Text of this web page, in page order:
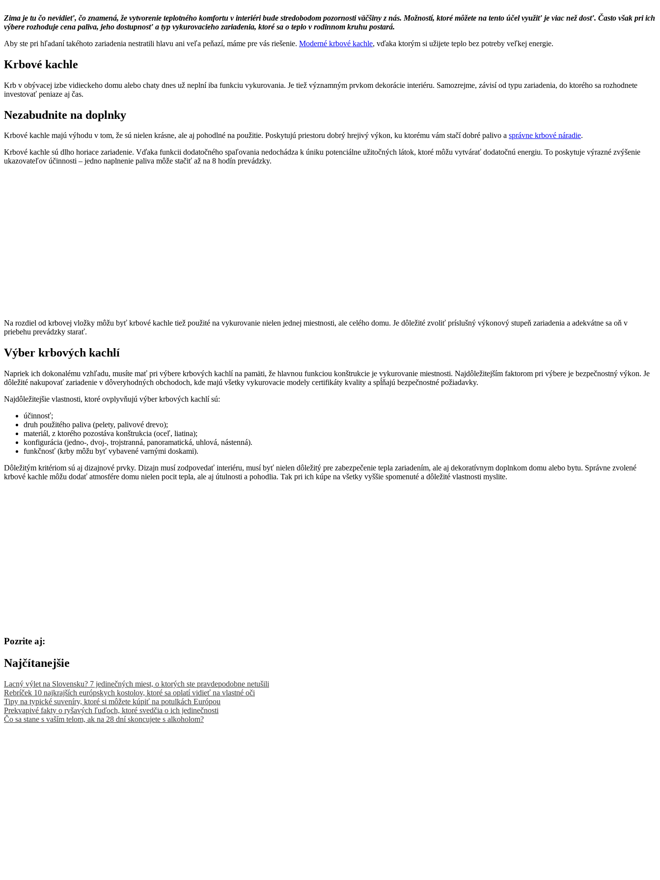
Zima je tu čo nevidieť, čo znamená, že vytvorenie teplotného komfortu v interiéri bude stredobodom pozornosti väčšiny z nás. Možností, ktoré môžete na tento účel využiť je viac než dosť. Často však pri ich
výbere rozhoduje cena paliva, jeho dostupnosť a typ vykurovacieho zariadenia, ktoré sa o teplo v rodinnom kruhu postará.
Aby ste pri hľadaní takéhoto zariadenia nestratili hlavu ani veľa peňazí, máme pre vás riešenie. Moderné krbové kachle, vďaka ktorým si užijete teplo bez potreby veľkej energie.
Krbové kachle
Krb v obývacej izbe vidieckeho domu alebo chaty dnes už neplní iba funkciu vykurovania. Je tiež významným prvkom dekorácie interiéru. Samozrejme, závisí od typu zariadenia, do ktorého sa rozhodnete
investovať peniaze aj čas.
Nezabudnite na doplnky
Krbové kachle majú výhodu v tom, že sú nielen krásne, ale aj pohodlné na použitie. Poskytujú priestoru dobrý hrejivý výkon, ku ktorému vám stačí dobré palivo a správne krbové náradie.
Krbové kachle sú dlho horiace zariadenie. Vďaka funkcii dodatočného spaľovania nedochádza k úniku potenciálne užitočných látok, ktoré môžu vytvárať dodatočnú energiu. To poskytuje výrazné zvýšenie
ukazovateľov účinnosti – jedno naplnenie paliva môže stačiť až na 8 hodín prevádzky.
Na rozdiel od krbovej vložky môžu byť krbové kachle tiež použité na vykurovanie nielen jednej miestnosti, ale celého domu. Je dôležité zvoliť príslušný výkonový stupeň zariadenia a adekvátne sa oň v
priebehu prevádzky starať.
Výber krbových kachlí
Napriek ich dokonalému vzhľadu, musíte mať pri výbere krbových kachlí na pamäti, že hlavnou funkciou konštrukcie je vykurovanie miestnosti. Najdôležitejším faktorom pri výbere je bezpečnostný výkon. Je
dôležité nakupovať zariadenie v dôveryhodných obchodoch, kde majú všetky vykurovacie modely certifikáty kvality a spĺňajú bezpečnostné požiadavky.
Najdôležitejšie vlastnosti, ktoré ovplyvňujú výber krbových kachlí sú:
účinnosť;
druh použitého paliva (pelety, palivové drevo);
materiál, z ktorého pozostáva konštrukcia (oceľ, liatina);
konfigurácia (jedno-, dvoj-, trojstranná, panoramatická, uhlová, nástenná).
funkčnosť (krby môžu byť vybavené varnými doskami).
Dôležitým kritériom sú aj dizajnové prvky. Dizajn musí zodpovedať interiéru, musí byť nielen dôležitý pre zabezpečenie tepla zariadením, ale aj dekoratívnym doplnkom domu alebo bytu. Správne zvolené
krbové kachle môžu dodať atmosfére domu nielen pocit tepla, ale aj útulnosti a pohodlia. Tak pri ich kúpe na všetky vyššie spomenuté a dôležité vlastnosti myslite.
Pozrite aj:
Najčítanejšie
Lacný výlet na Slovensku? 7 jedinečných miest, o ktorých ste pravdepodobne netušili
Rebríček 10 najkrajších európskych kostolov, ktoré sa oplatí vidieť na vlastné oči
Tipy na typické suveníry, ktoré si môžete kúpiť na potulkách Európou
Prekvapivé fakty o ryšavých ľuďoch, ktoré svedčia o ich jedinečnosti
Čo sa stane s vaším telom, ak na 28 dní skoncujete s alkoholom?